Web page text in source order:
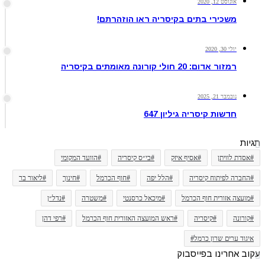
אוגוסט 12, 2020
משכירי בתים בקיסריה ראו הוזהרתם!
יולי 30, 2020
רמזור אדום: 20 חולי קורונה מאומתים בקיסריה
נובמבר 21, 2025
חדשות קיסריה גיליון 647
תגיות
#אסדת לוויתן #אסיף איזק #בי״ס קיסריה #הוועד המקומי
#החברה לפיתוח קיסריה #הלל יפה #חוף הכרמל #חינוך #ליאור בר
#מועצה אזורית חוף הכרמל #מיכאל כרסנטי #משטרה #נדל״ן
#קורונה #קיסריה #ראש המועצה האזורית חוף הכרמל #רפי דהן
איגוד ערים שרון כרמל#
עקוב אחרינו בפייסבוק